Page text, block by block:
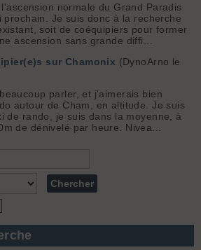
normale du Grand Paradis
Je suis donc à la recherche
soit de coéquipiers pour former
ascension sans grande diffi...
sur Chamonix (DynoArno le
parler, et j'aimerais bien
autour de Cham, en altitude. Je suis
de rando, je suis dans la moyenne, à
de dénivelé par heure. Nivea...